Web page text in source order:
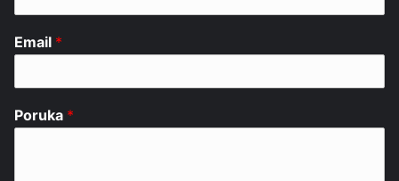
Email *
Poruka *